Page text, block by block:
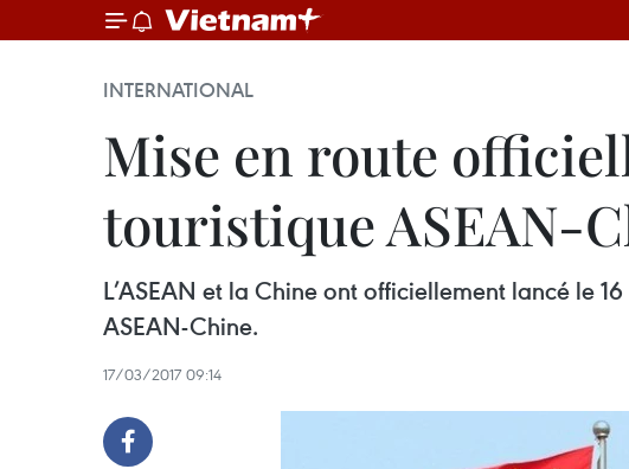
INTERNATIONAL
Mise en route
touristique ASEAN-
L’ASEAN et la Chine ont officiellement lancé le
ASEAN-Chine.
17/03/2017 09:14